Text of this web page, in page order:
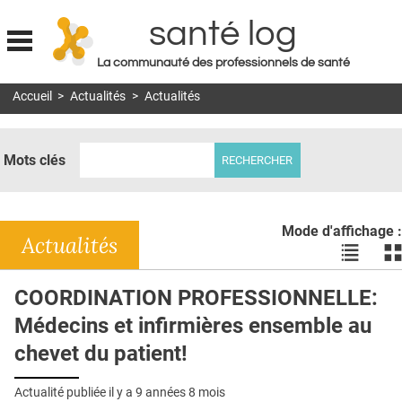
Jump to navigation
santé log
La communauté des professionnels de santé
MON COMPTE
DOSSIERS
RÉSEAUX
E-REVUE SAD
L'APP
Accueil > Actualités > Actualités
Mots clés
Mode d'affichage :
Voir
les
en
liste
les
Actualités
COORDINATION PROFESSIONNELLE:
Médecins et infirmières ensemble au
chevet du patient!
Actualité publiée il y a 9 années 8 mois